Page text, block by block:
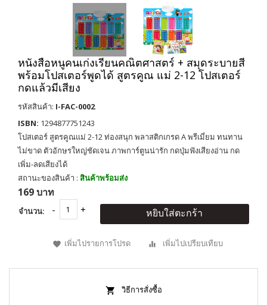
หนังสือหนูคนเก่งเรียนคณิตศาสตร์ + สมุดระบายสี
พร้อมโปสเตอร์พูดได้ สูตรคูณ แม่ 2-12 โปสเตอร์
กดแล้วมีเสียง
รหัสสินค้า: I-FAC-0002
ISBN: 1294877751243
โปสเตอร์ สูตรคูณแม่ 2-12 ท่องสนุก พลาสติกเกรด A พรีเมี่ยม ทนทาน
ไม่ขาด ตัวอักษรใหญ่ชัดเจน ภาพการ์ตูนน่ารัก กดปุ่มฟังเสียงอ่าน กด
เพิ่ม-ลดเสียงได้
สถานะของสินค้า : สินค้าพร้อมส่ง
169 บาท
จำนวน: หยิบใส่ตะกร้า
เพิ่มไปรายการโปรด เพิ่มไปเปรียบเทียบ
วิธีการสั่งซื้อ